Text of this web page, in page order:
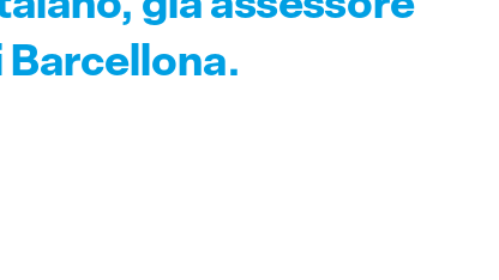
Barcellona.